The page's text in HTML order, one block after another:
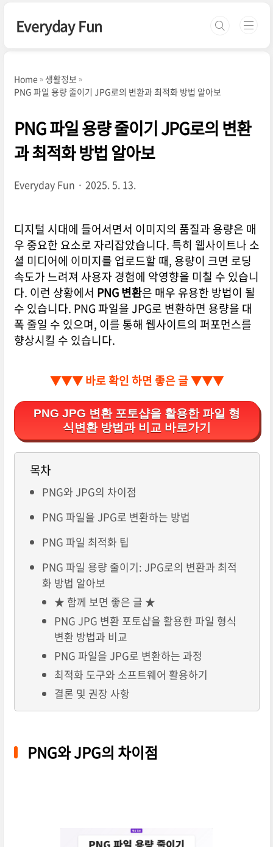
Everyday Fun
Home
생활정보
PNG 파일 용량 줄이기 JPG로의 변환과 최적화 방법 알아보
PNG 파일 용량 줄이기 JPG로의 변환
과 최적화 방법 알아보
Everyday Fun 2025. 5. 13.
디지털 시대에 들어서면서 이미지의 품질과 용량은 매
우 중요한 요소로 자리잡았습니다. 특히 웹사이트나 소
셜 미디어에 이미지를 업로드할 때, 용량이 크면 로딩
속도가 느려져 사용자 경험에 악영향을 미칠 수 있습니
다. 이런 상황에서 PNG 변환은 매우 유용한 방법이 될
수 있습니다. PNG 파일을 JPG로 변환하면 용량을 대
폭 줄일 수 있으며, 이를 통해 웹사이트의 퍼포먼스를
향상시킬 수 있습니다.
▼▼▼ 바로 확인 하면 좋은 글 ▼▼▼
PNG JPG 변환 포토샵을 활용한 파일 형
식변환 방법과 비교 바로가기
목차
PNG와 JPG의 차이점
PNG 파일을 JPG로 변환하는 방법
PNG 파일 최적화 팁
PNG 파일 용량 줄이기: JPG로의 변환과 최적
화 방법 알아보
★ 함께 보면 좋은 글 ★
PNG JPG 변환 포토샵을 활용한 파일 형식
변환 방법과 비교
PNG 파일을 JPG로 변환하는 과정
최적화 도구와 소프트웨어 활용하기
결론 및 권장 사항
PNG와 JPG의 차이점